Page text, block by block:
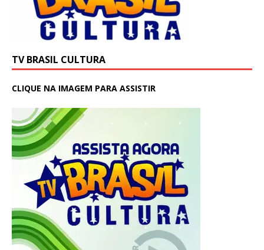
TV BRASIL CULTURA
CLIQUE NA IMAGEM PARA ASSISTIR